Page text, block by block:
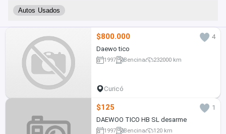
Autos Usados
$800.000
4
Daewo tico
1997 Bencina 232000 km
Curicó
$125
1
DAEWOO TICO HB SL desarme
1997 Bencina 120 km